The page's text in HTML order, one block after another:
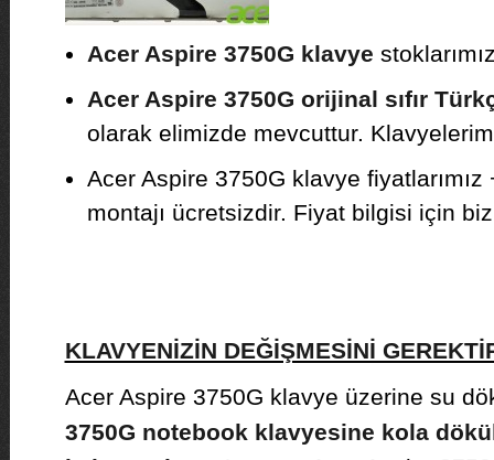
Acer Aspire 3750G klavye
Acer Aspire 3750G orijinal sıfır
olarak elimizde mevcuttur.
Acer Aspire 3750G klavye
montajı ücretsizdir. Fiyat bilgisi için
KLAVYENİZİN DEĞİŞMESİNİ
Acer Aspire 3750G klavye üzerine su
3750G notebook klavyesine kola